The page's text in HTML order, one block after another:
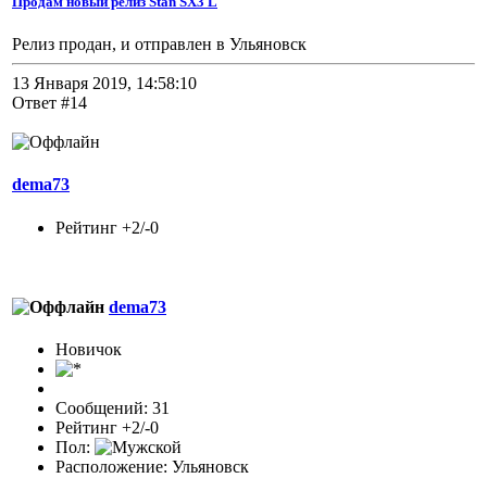
Релиз продан, и отправлен в Ульяновск
13 Января 2019, 14:58:10
Ответ #14
dema73
Рейтинг +2/-0
dema73
Новичок
Сообщений: 31
Рейтинг +2/-0
Пол:
Расположение: Ульяновск